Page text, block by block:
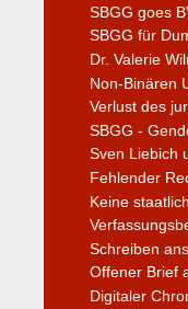
SBGG goes
SBGG für
Dr. Valerie
Non-Binären
Verlust des
SBGG -
Sven Liebich
Fehlender
Keine
Schreiben
Offener Brief
Digitaler